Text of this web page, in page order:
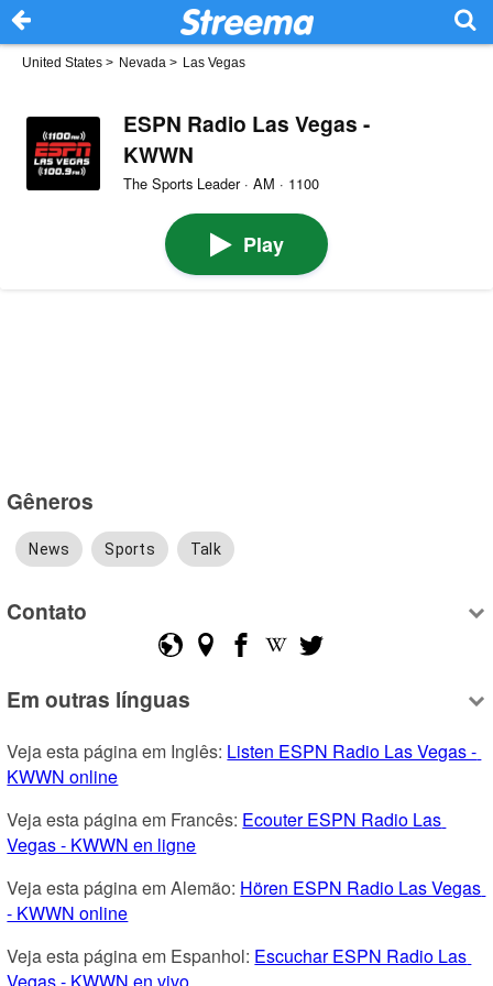
United States > Nevada > Las Vegas
ESPN Radio Las Vegas -
KWWN
The Sports Leader · AM · 1100
Play
Gêneros
News Sports Talk
Contato
Em outras línguas
Veja esta página em Inglês: Listen ESPN Radio Las Vegas -
KWWN online
Veja esta página em Francês: Ecouter ESPN Radio Las
Vegas - KWWN en ligne
Veja esta página em Alemão: Hören ESPN Radio Las Vegas
- KWWN online
Veja esta página em Espanhol: Escuchar ESPN Radio Las
Vegas - KWWN en vivo